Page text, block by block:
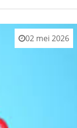
02 mei 2026